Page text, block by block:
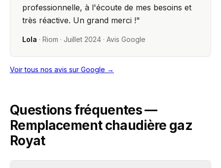
professionnelle, à l'écoute de mes besoins et
très réactive. Un grand merci !"
Lola · Riom · Juillet 2024 · Avis Google
Voir tous nos avis sur Google →
Questions fréquentes —
Remplacement chaudière gaz
Royat